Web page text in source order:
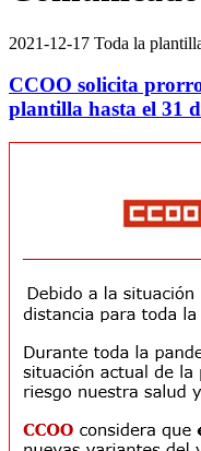
2021-12-17 Toda la
CCOO solicita
plantilla hasta el 31